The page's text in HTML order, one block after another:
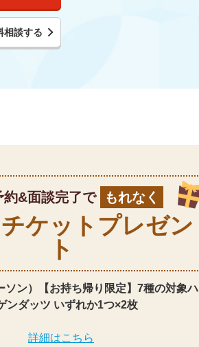
相談する
約&面談完了で もれなく
ケット プレゼン
ト
ソン）【お持ち帰り限定】 7種の対象ハ
ンダッツ いずれか1つ×2枚
詳細はこちら